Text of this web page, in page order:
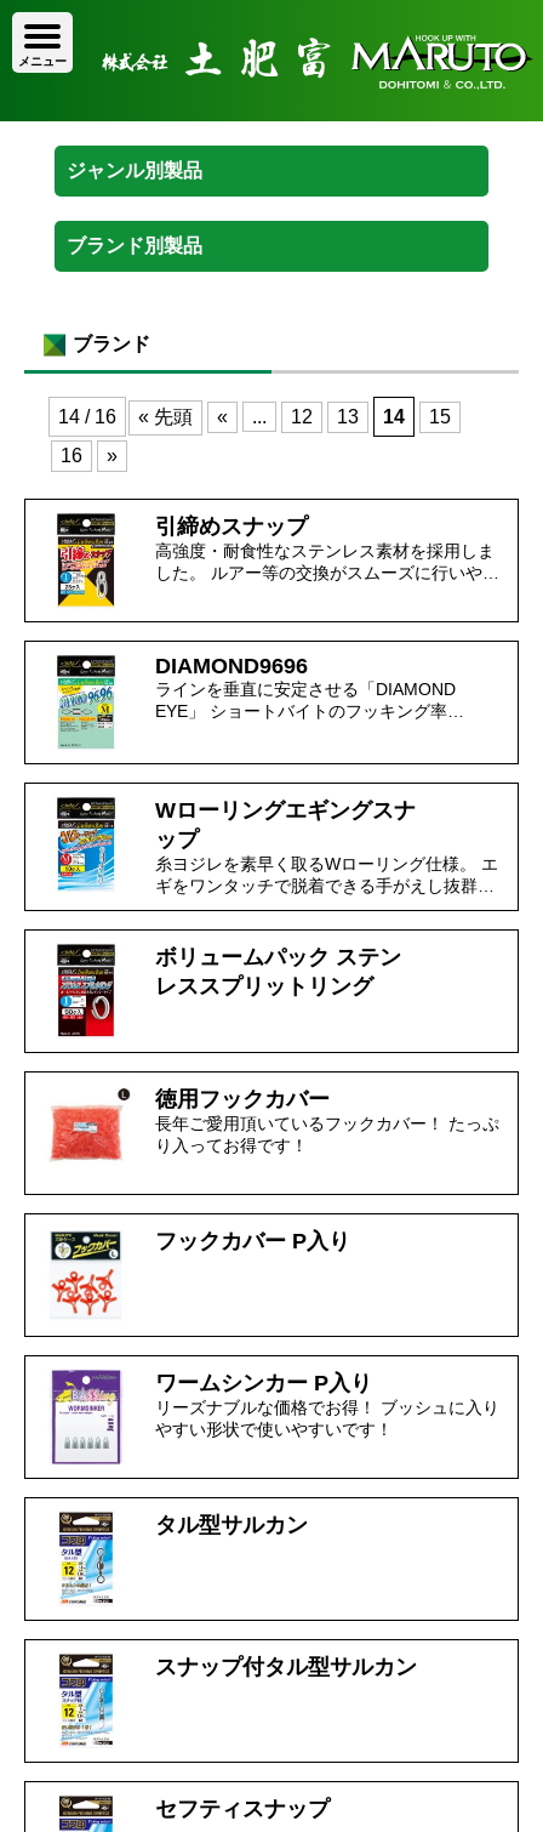
ブランド
14 / 16 « 先頭 « ... 12 13 14
15
16
»
引締めスナップ
高強度・耐食性なステンレス素材を採用しま
した。 ルアー等の交換がスムーズに行いや…
DIAMOND9696
ラインを垂直に安定させる「DIAMOND
EYE」 ショートバイトのフッキング率…
Wローリングエギングスナ
ップ
糸ヨジレを素早く取るWローリング仕様。 エ
ギをワンタッチで脱着できる手がえし抜群…
ボリュームパック ステン
レススプリットリング
徳用フックカバー
長年ご愛用頂いているフックカバー！ たっぷ
り入ってお得です！
フックカバー P入り
ワームシンカー P入り
リーズナブルな価格でお得！ ブッシュに入り
やすい形状で使いやすいです！
タル型サルカン
スナップ付タル型サルカン
セフティスナップ